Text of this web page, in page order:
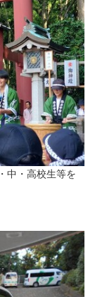
中・高校生等を